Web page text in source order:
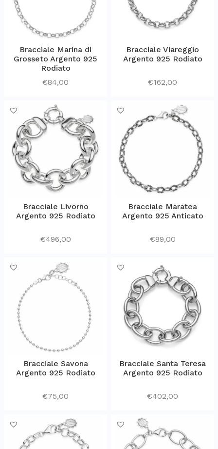
Bracciale Marina di
Grosseto Argento 925
Rodiato
€84,00
Bracciale Viareggio
Argento 925 Rodiato
€162,00
Bracciale Livorno
Argento 925 Rodiato
€496,00
Bracciale Maratea
Argento 925 Anticato
€89,00
Bracciale Savona
Argento 925 Rodiato
€75,00
Bracciale Santa Teresa
Argento 925 Rodiato
€402,00